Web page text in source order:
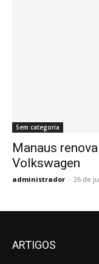
Sem categoria
Manaus
Volkswagen
administrador - 26 de
ARTIGOS